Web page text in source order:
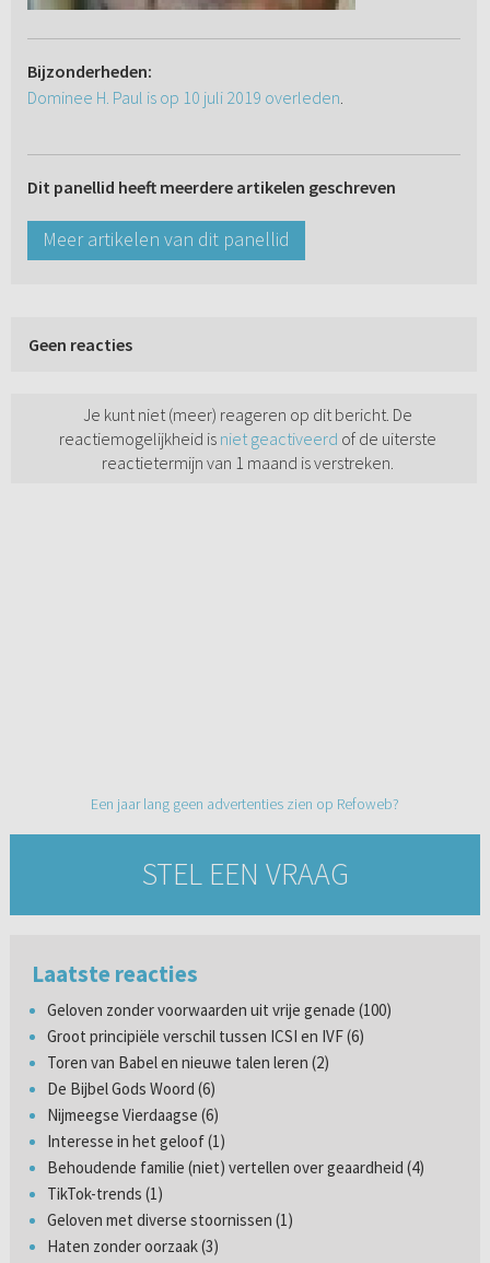
Bijzonderheden:
Dominee H. Paul is op 10 juli 2019 overleden.
Dit panellid heeft meerdere artikelen geschreven
Meer artikelen van dit panellid
Geen reacties
Je kunt niet (meer) reageren op dit bericht. De
reactiemogelijkheid is niet geactiveerd of de uiterste
reactietermijn van 1 maand is verstreken.
Een jaar lang geen advertenties zien op Refoweb?
STEL EEN VRAAG
Laatste reacties
Geloven zonder voorwaarden uit vrije genade (100)
Groot principiële verschil tussen ICSI en IVF (6)
Toren van Babel en nieuwe talen leren (2)
De Bijbel Gods Woord (6)
Nijmeegse Vierdaagse (6)
Interesse in het geloof (1)
Behoudende familie (niet) vertellen over geaardheid (4)
TikTok-trends (1)
Geloven met diverse stoornissen (1)
Haten zonder oorzaak (3)